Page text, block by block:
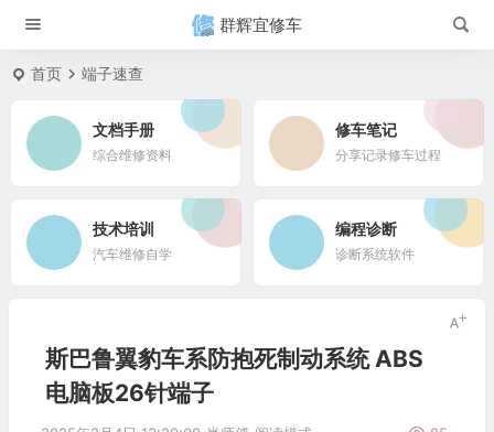
群辉宜修车
首页 端子速查
文档手册
综合维修资料
修车笔记
分享记录修车过程
技术培训
汽车维修自学
编程诊断
诊断系统软件
斯巴鲁翼豹车系防抱死制动系统 ABS
电脑板26针端子